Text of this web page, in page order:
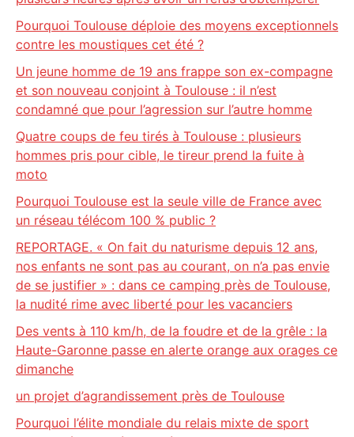
Pourquoi Toulouse déploie des moyens exceptionnels
contre les moustiques cet été ?
Un jeune homme de 19 ans frappe son ex-compagne
et son nouveau conjoint à Toulouse : il n’est
condamné que pour l’agression sur l’autre homme
Quatre coups de feu tirés à Toulouse : plusieurs
hommes pris pour cible, le tireur prend la fuite à
moto
Pourquoi Toulouse est la seule ville de France avec
un réseau télécom 100 % public ?
REPORTAGE. « On fait du naturisme depuis 12 ans,
nos enfants ne sont pas au courant, on n’a pas envie
de se justifier » : dans ce camping près de Toulouse,
la nudité rime avec liberté pour les vacanciers
Des vents à 110 km/h, de la foudre et de la grêle : la
Haute-Garonne passe en alerte orange aux orages ce
dimanche
un projet d’agrandissement près de Toulouse
Pourquoi l’élite mondiale du relais mixte de sport